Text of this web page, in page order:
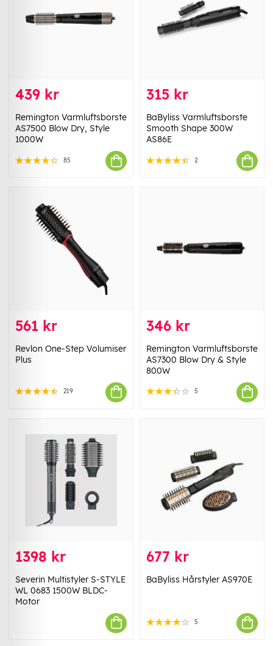
439 kr
Remington Varmluftsborste
AS7500 Blow Dry, Style
1000W
85
315 kr
BaByliss Varmluftsborste
Smooth Shape 300W
AS86E
2
561 kr
Revlon One-Step Volumiser
Plus
219
346 kr
Remington Varmluftsborste
AS7300 Blow Dry & Style
800W
5
1398 kr
Severin Multistyler S-STYLE
WL 0683 1500W BLDC-
Motor
677 kr
BaByliss Hårstyler AS970E
5